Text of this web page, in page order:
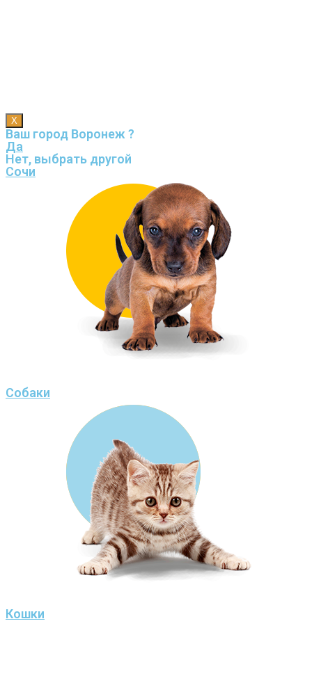
X
Ваш город Воронеж ?
Да
Нет, выбрать другой
Сочи
Собаки
Кошки